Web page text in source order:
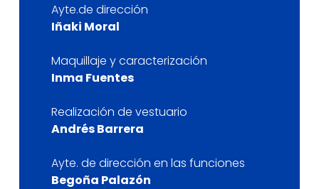
Ayte.de dirección
Iñaki Moral
Maquillaje y caracterización
Inma Fuentes
Realización de vestuario
Andrés Barrera
Ayte. de dirección en las funciones
Begoña Palazón